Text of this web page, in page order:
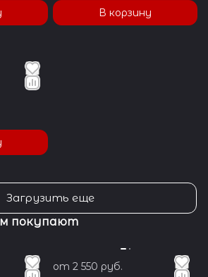
В корзину
Загрузить еще
покупают
от 2 550 руб.